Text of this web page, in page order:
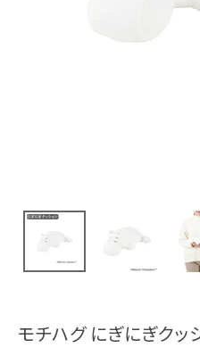
モチハグ にぎにぎクッ